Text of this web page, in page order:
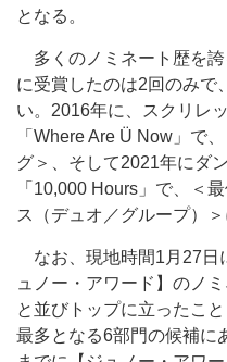
となる。
多くのノミネート歴を
に受賞したのは2回のみで
い。2016年に、スクリレ
「Where Are Ü Now」で
グ＞、そして2021年にダ
「10,000 Hours」で、＜
ス（デュオ／グループ）＞
なお、現地時間1月27日
ュノー・アワード】のノ
と並びトップに立ったこ
最多となる6部門の候補に